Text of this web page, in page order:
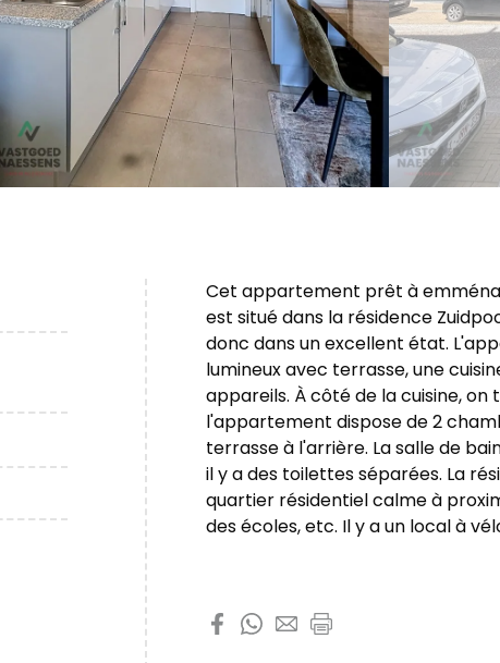
Cet appartement prêt à
est situé dans la résidence
donc dans un excellent état.
lumineux avec terrasse, une
appareils. À côté de la cuisine, on
l'appartement dispose de 2
terrasse à l'arrière. La salle de
il y a des toilettes séparées. La
quartier résidentiel calme à
des écoles, etc. Il y a un local à
Partager cette propriété